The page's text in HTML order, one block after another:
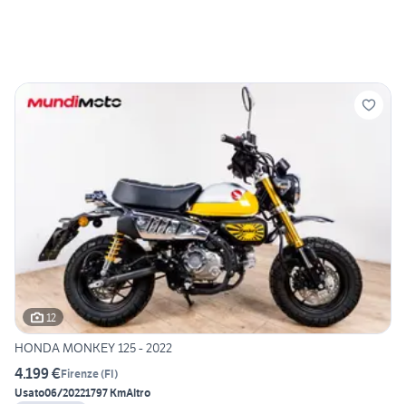
12
HONDA MONKEY 125 - 2022
4.199 €Firenze(FI)
Usato06/20221797 KmAltro